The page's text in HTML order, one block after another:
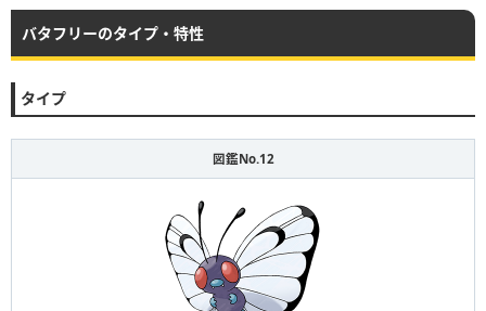
バタフリーのタイプ・特性
タイプ
図鑑No.12